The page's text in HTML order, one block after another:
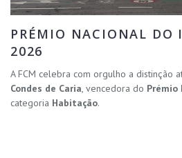
PRÉMIO NACIONAL DO
2026
A FCM celebra com orgulho a distinção
Condes de Caria, vencedora do
categoria Habitação.